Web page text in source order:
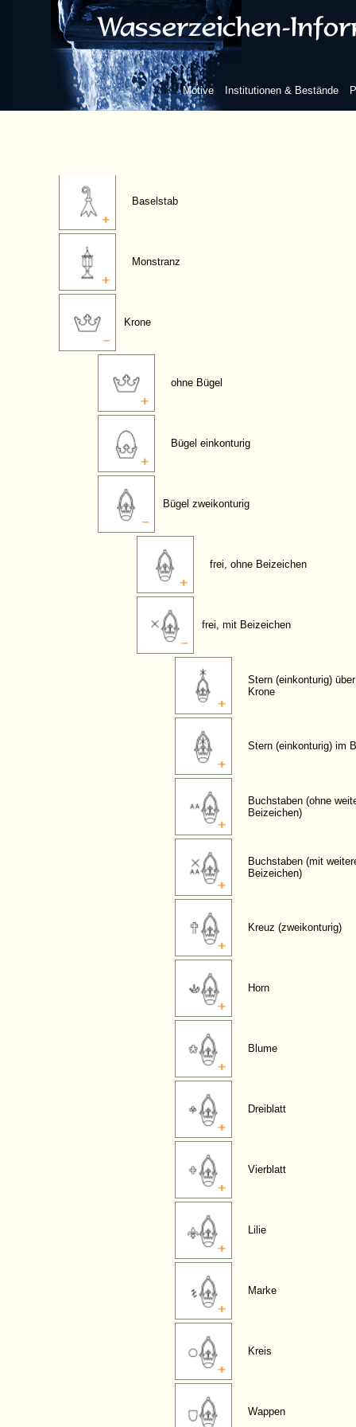
Motive Institutionen & Bestände
Kreuz
geistlicher Hut
Baselstab
Monstranz
Krone
ohne Bügel
Bügel einkonturig
Bügel zweikonturig
frei, ohne Beizeichen
frei, mit Beizeichen
Stern (einkonturig)
Krone
Stern (einkonturig) im
Buchstaben (ohne
Beizeichen)
Buchstaben (mit
Beizeichen)
Kreuz (zweikonturig)
Horn
Blume
Dreiblatt
Vierblatt
Lilie
Marke
Kreis
Wappen